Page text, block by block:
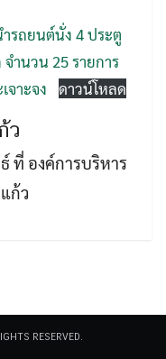
รถยนต์นั่ง 4 ประตู
ำนวน 25 รายการ
จาะจง
ดาวน์โหลด
ว
ที่ องค์การบริหาร
ก้ว
RESERVED.